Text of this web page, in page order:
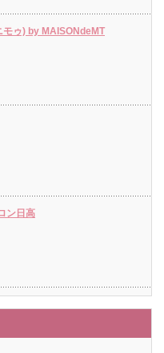
ゥ) by MAISONdeMT
ン日高